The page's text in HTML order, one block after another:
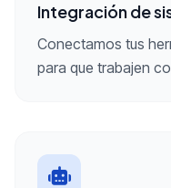
Integración de
Conectamos tus
para que trabajen